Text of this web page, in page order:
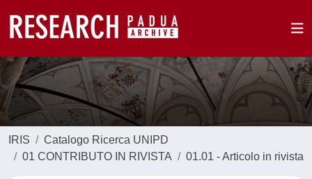
IRIS
Catalogo Ricerca UNIPD
01 CONTRIBUTO IN RIVISTA
01.01 - Articolo in rivista